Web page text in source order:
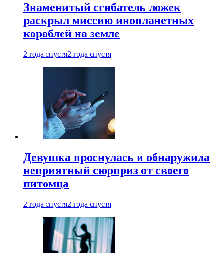
Знаменитый сгибатель ложек
раскрыл миссию инопланетных
кораблей на земле
2 года спустя2 года спустя
Девушка проснулась и обнаружила
неприятный сюрприз от своего
питомца
2 года спустя2 года спустя